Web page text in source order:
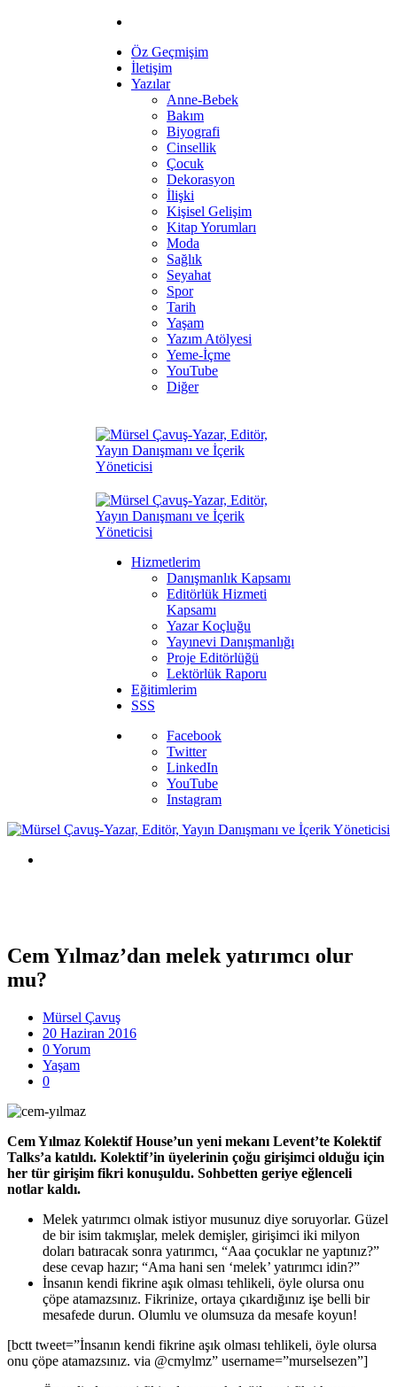
Öz Geçmişim
İletişim
Yazılar
Anne-Bebek
Bakım
Biyografi
Cinsellik
Çocuk
Dekorasyon
İlişki
Kişisel Gelişim
Kitap Yorumları
Moda
Sağlık
Seyahat
Spor
Tarih
Yaşam
Yazım Atölyesi
Yeme-İçme
YouTube
Diğer
Hizmetlerim
Danışmanlık Kapsamı
Editörlük Hizmeti
Kapsamı
Yazar Koçluğu
Yayınevi Danışmanlığı
Proje Editörlüğü
Lektörlük Raporu
Eğitimlerim
SSS
Facebook
Twitter
LinkedIn
YouTube
Instagram
Cem Yılmaz’dan melek yatırımcı olur
mu?
Mürsel Çavuş
20 Haziran 2016
0 Yorum
Yaşam
0
Cem Yılmaz Kolektif House’un yeni mekanı Levent’te Kolektif
Talks’a katıldı. Kolektif’in üyelerinin çoğu girişimci olduğu için
her tür girişim fikri konuşuldu. Sohbetten geriye eğlenceli
notlar kaldı.
Melek yatırımcı olmak istiyor musunuz diye soruyorlar. Güzel
de bir isim takmışlar, melek demişler, girişimci iki milyon
doları batıracak sonra yatırımcı, “Aaa çocuklar ne yaptınız?”
dese cevap hazır; “Ama hani sen ‘melek’ yatırımcı idin?”
İnsanın kendi fikrine aşık olması tehlikeli, öyle olursa onu
çöpe atamazsınız. Fikrinize, ortaya çıkardığınız işe belli bir
mesafede durun. Olumlu ve olumsuza da mesafe koyun!
[bctt tweet=”İnsanın kendi fikrine aşık olması tehlikeli, öyle olursa
onu çöpe atamazsınız. via @cmylmz” username=”murselsezen”]